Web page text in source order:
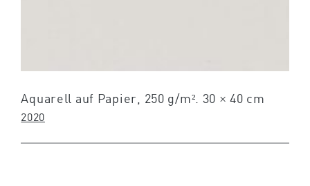
Aquarell auf Papier, 250 g/m². 30 × 40 cm
2020